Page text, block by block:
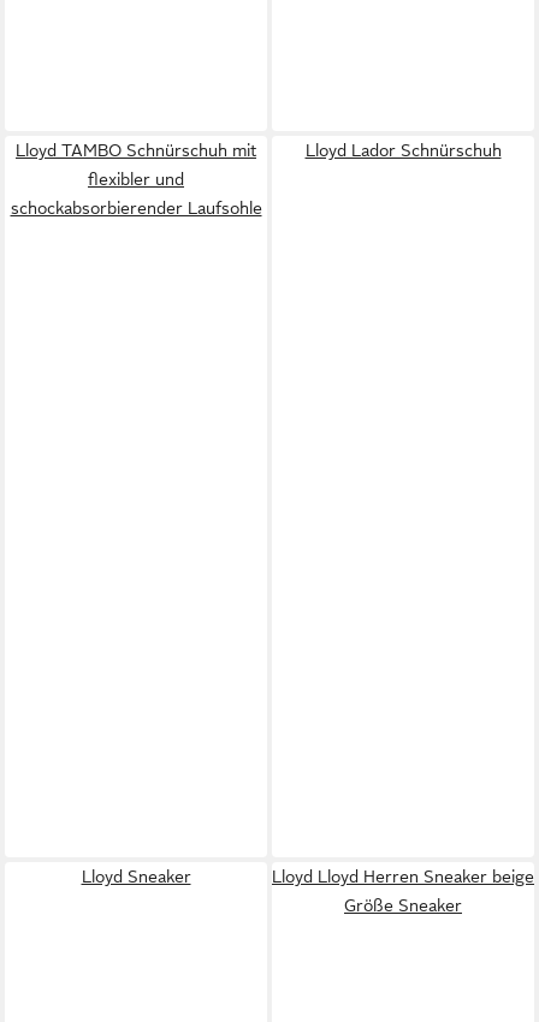
Lloyd TAMBO Schnürschuh mit
flexibler und
schockabsorbierender Laufsohle
Lloyd Lador Schnürschuh
Lloyd Sneaker
Lloyd Lloyd Herren Sneaker beige
Größe Sneaker